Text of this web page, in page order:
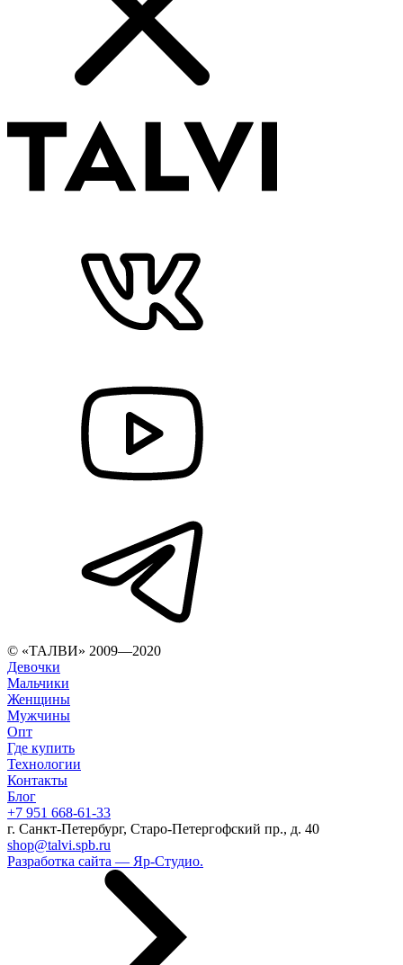
© «ТАЛВИ» 2009—2020
Девочки
Мальчики
Женщины
Мужчины
Опт
Где купить
Технологии
Контакты
Блог
+7 951 668-61-33
г. Санкт-Петербург, Старо-Петергофский пр., д. 40
shop@talvi.spb.ru
Разработка сайта — Яр-Студио.